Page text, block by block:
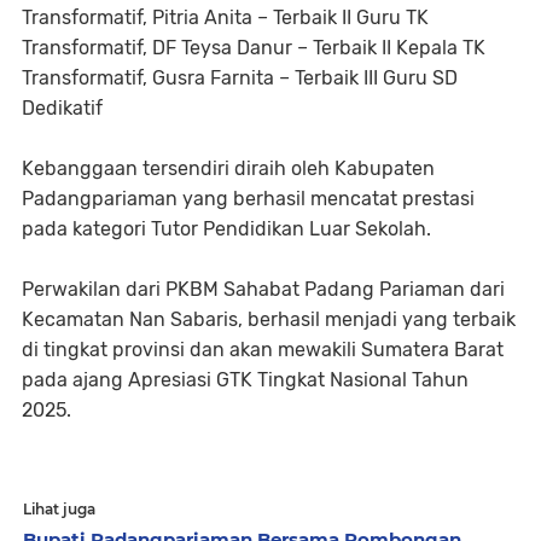
Transformatif, Pitria Anita – Terbaik II Guru TK
Transformatif, DF Teysa Danur – Terbaik II Kepala TK
Transformatif, Gusra Farnita – Terbaik III Guru SD
Dedikatif
Kebanggaan tersendiri diraih oleh Kabupaten
Padangpariaman yang berhasil mencatat prestasi
pada kategori Tutor Pendidikan Luar Sekolah.
Perwakilan dari PKBM Sahabat Padang Pariaman dari
Kecamatan Nan Sabaris, berhasil menjadi yang terbaik
di tingkat provinsi dan akan mewakili Sumatera Barat
pada ajang Apresiasi GTK Tingkat Nasional Tahun
2025.
Lihat juga